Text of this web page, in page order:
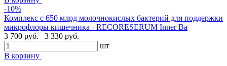
-10%
Комплекс с 650 млрд молочнокислых бактерий для поддержки
микрофлоры кишечника - RECORESERUM Inner Ba
3 700 руб.
3 330 руб.
шт
В корзину